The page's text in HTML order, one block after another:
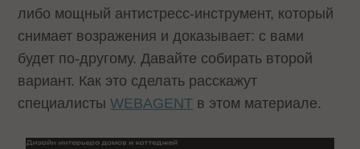
либо мощный антистресс-инструмент, который
снимает возражения и доказывает: с вами
будет по-другому. Давайте собирать второй
вариант. Как это сделать расскажут
специалистыWEBAGENT в этом материале.